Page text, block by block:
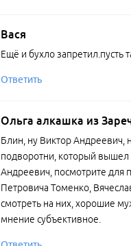
Вася
Ещё и бухло запретил.пусть
Ответить
Ольга алкашка из
Блин, ну Виктор Андреевич,
подворотни, который вышел
Андреевич, посмотрите для
Петровича Томенко,
смотреть на них, хорошие
мнение субъективное.